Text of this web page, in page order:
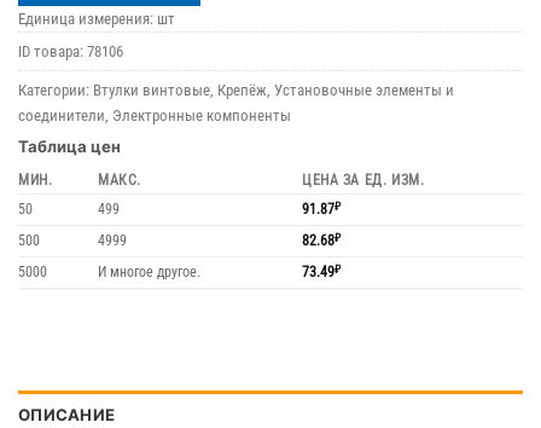
Единица измерения: шт
ID товара: 78106
Категории: Втулки винтовые Крепёж Установочные элементы и
соединители Электронные компоненты
Таблица цен
МИН. МАКС.
ЦЕНА ЗА ЕД. ИЗМ.
50
499 91.87₽
500 4999 82.68₽
5000 И многое другое. 73.49₽
ОПИСАНИЕ